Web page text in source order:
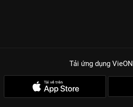
Tải ứng dụng VieON